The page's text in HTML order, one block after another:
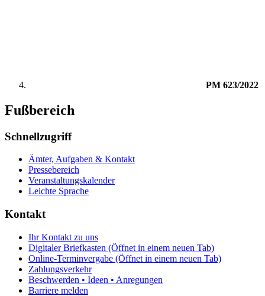
PM 623/2022
Fußbereich
Schnellzugriff
Ämter, Aufgaben & Kontakt
Pressebereich
Veranstaltungskalender
Leichte Sprache
Kontakt
Ihr Kontakt zu uns
Digitaler Briefkasten (Öffnet in einem neuen Tab)
Online-Terminvergabe (Öffnet in einem neuen Tab)
Zahlungsverkehr
Beschwerden • Ideen • Anregungen
Barriere melden